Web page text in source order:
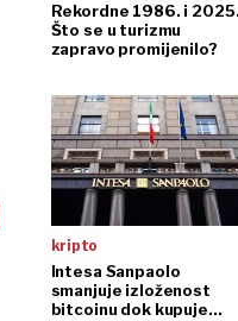
Rekordne 1986. i
Što se u turizmu
zapravo promijenilo?
kripto
Intesa Sanpaolo
smanjuje izloženost
bitcoinu dok kupuje